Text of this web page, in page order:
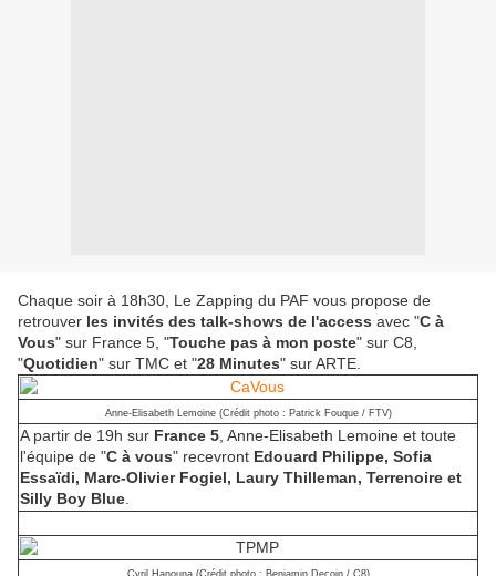
Chaque soir à 18h30, Le Zapping du PAF vous propose de
retrouver les invités des talk-shows de l'access avec "C à
Vous" sur France 5, "Touche pas à mon poste" sur C8,
"Quotidien" sur TMC et "28 Minutes" sur ARTE.
Anne-Elisabeth Lemoine (Crédit photo : Patrick Fouque / FTV)
A partir de 19h sur France 5 , Anne-Elisabeth Lemoine et toute
l'équipe de "C à vous" recevront Edouard Philippe, Sofia
Essaïdi, Marc-Olivier Fogiel, Laury Thilleman, Terrenoire et
Silly Boy Blue